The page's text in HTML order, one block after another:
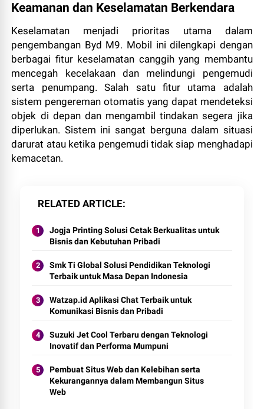
Keamanan dan Keselamatan Berkendara
Keselamatan menjadi prioritas utama dalam
pengembangan Byd M9. Mobil ini dilengkapi dengan
berbagai fitur keselamatan canggih yang membantu
mencegah kecelakaan dan melindungi pengemudi
serta penumpang. Salah satu fitur utama adalah
sistem pengereman otomatis yang dapat mendeteksi
objek di depan dan mengambil tindakan segera jika
diperlukan. Sistem ini sangat berguna dalam situasi
darurat atau ketika pengemudi tidak siap menghadapi
kemacetan.
RELATED ARTICLE
Jogja Printing Solusi Cetak Berkualitas untuk
Bisnis dan Kebutuhan Pribadi
Smk Ti Global Solusi Pendidikan Teknologi
Terbaik untuk Masa Depan Indonesia
Watzap.id Aplikasi Chat Terbaik untuk
Komunikasi Bisnis dan Pribadi
Suzuki Jet Cool Terbaru dengan Teknologi
Inovatif dan Performa Mumpuni
Pembuat Situs Web dan Kelebihan serta
Kekurangannya dalam Membangun Situs
Web